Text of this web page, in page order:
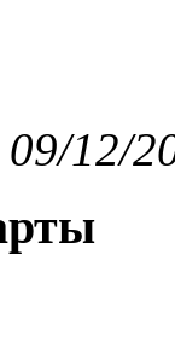
09/12/